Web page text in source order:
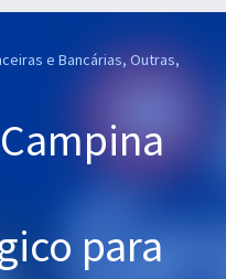
e Bancárias, Outras,
para